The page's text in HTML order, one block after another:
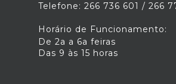
Telefone: 266 736 601 / 266
Horário de Funcionamento:
De 2a a 6a feiras
Das 9 às 15 horas